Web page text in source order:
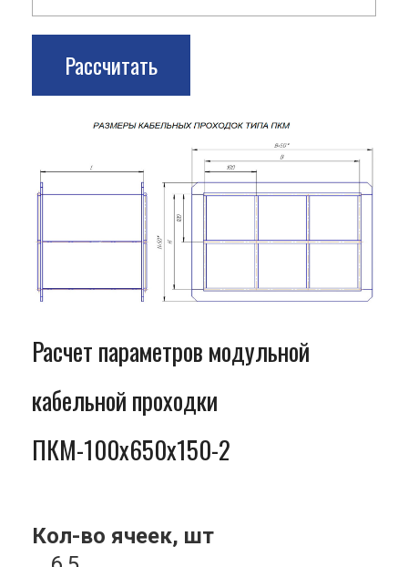
Рассчитать
Расчет параметров модульной
кабельной проходки
ПКМ-100x650x150-2
Кол-во ячеек, шт